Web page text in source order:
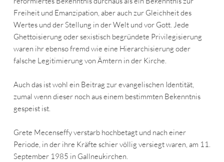
Freiheit und Emanzipation, aber auch zur Gleichheit des
Wertes und der Stellung in der Welt und vor Gott. Jede
Ghettoisierung oder sexistisch begründete Privilegisierung
waren ihr ebenso fremd wie eine Hierarchisierung oder
falsche Legitimierung von Ämtern in der Kirche.
Auch das ist wohl ein Beitrag zur evangelischen Identität,
zumal wenn dieser noch aus einem bestimmten Bekenntnis
gespeist ist.
Grete Mecenseffy verstarb hochbetagt und nach einer
Periode, in der ihre Kräfte schier völlig versiegt waren, am 11.
September 1985 in Gallneukirchen.